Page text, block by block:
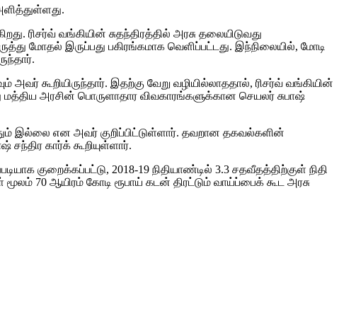
ரிசர்வ் வங்கியின் சுதந்திரத்தில் அரசு தலையிடுவது
மோதல் இருப்பது பகிரங்கமாக வெளிப்பட்டது. இந்நிலையில், மோடி
கூறியிருந்தார். இதற்கு வேறு வழியில்லாததால், ரிசர்வ் வங்கியின்
மத்திய அரசின் பொருளாதார விவகாரங்களுக்கான செயலர் சுபாஷ்
இல்லை என அவர் குறிப்பிட்டுள்ளார். தவறான தகவல்களின்
கார்க் கூறியுள்ளார்.
குறைக்கப்பட்டு, 2018-19 நிதியாண்டில் 3.3 சதவீதத்திற்குள் நிதி
70 ஆயிரம் கோடி ரூபாய் கடன் திரட்டும் வாய்ப்பைக் கூட அரசு